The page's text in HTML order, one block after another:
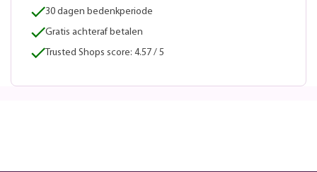
30 dagen bedenkperiode
Gratis achteraf betalen
Trusted Shops score: 4.57 / 5